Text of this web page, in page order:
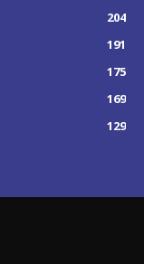
204
191
175
169
129